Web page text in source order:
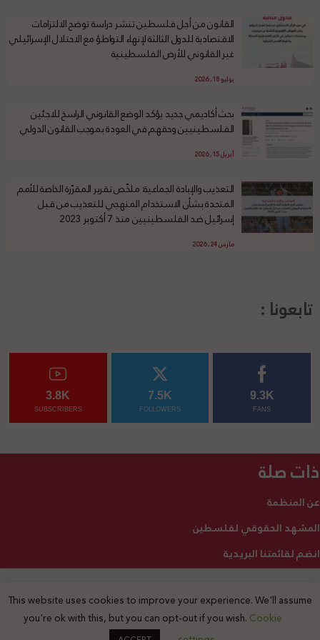
القانون من أجل فلسطين تنشر دراسة توضح الالتزامات
الاقتصادية للدول الثالثة لإنهاء التواطؤ مع الاحتلال الإسرائيلي
غير القانوني للأرض الفلسطينية
يوليو 18, 2026
بحث أكاديمي جديد يؤكد الوضع القانوني الراسخ للاجئين
الفلسطينيين وحقهم في العودة بموجب القانون الدولي
أبريل 15, 2026
التعذيب والإبادة الجماعية: ملخّص تقرير المقرّرة الخاصة للأمم
المتحدة بشأن الاستخدام المنهجي للتعذيب من قبل
إسرائيل ضد الفلسطينيين منذ 7 أكتوبر 2023
مارس 24, 2026
تابعونا :
9.3K
FANS
7.5K
FOLLOWERS
3.8K
SUBSCRIBERS
ذات صلة
عن المنظمة
المشهد الحقوقي لفلسطين
انضم لقائمتنا البريدية
2025 © جميع الحقوق محفوظة
This website uses cookies to improve your experience. We'll assume
you're ok with this, but you can opt-out if you wish. Cookie